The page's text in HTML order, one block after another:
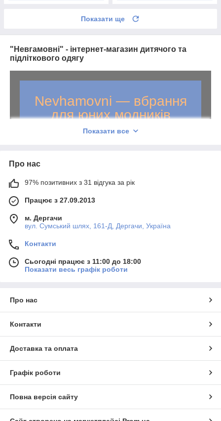
Показати ще
"Невгамовні" - інтернет-магазин дитячого та
підліткового одягу
Nevhamovni — вбрання
для юних модників
Одяг для дівчаток і хлопчиків від
5
одягу. Понад2 000
речей в асортименті.
товари по всій Україні протягом
Працюємо для вас
раді допомогти з вибором товарів для малюків.
РЕКОМЕНДУЄМО ДЛЯ НАЙМЕНШИХ!
Показати все
Про нас
97% позитивних з 31 відгука за рік
Працює з 27.09.2013
м. Дергачи
вул. Сумський шлях, 161-Д, Дергачи, Україна
Контакти
Сьогодні працює з 11:00 до 18:00
Показати весь графік роботи
Про нас
Контакти
Доставка та оплата
Графік роботи
Повна версія сайту